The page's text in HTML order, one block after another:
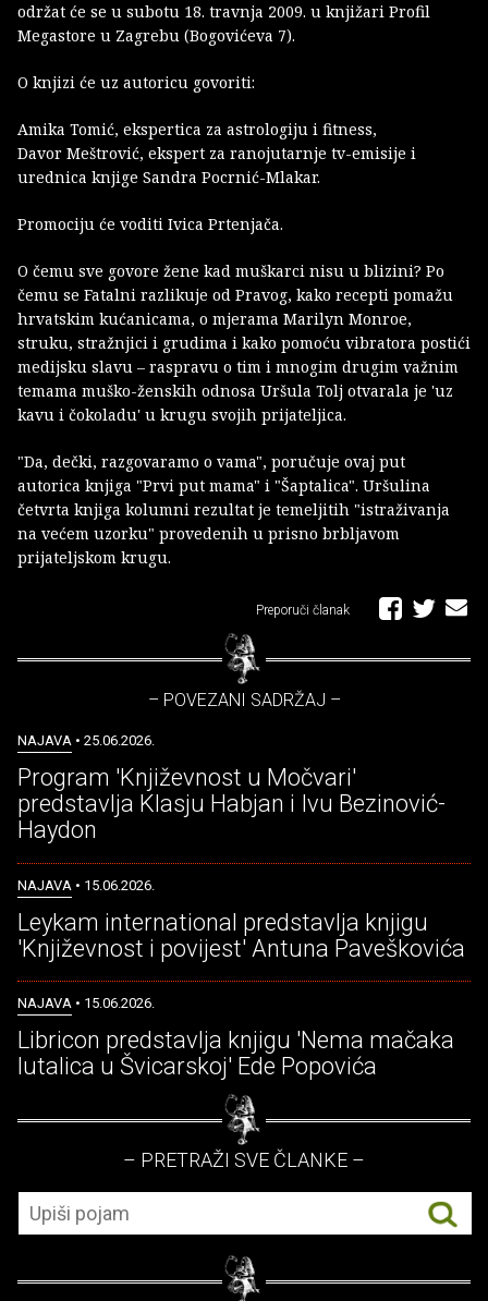
održat će se u subotu 18. travnja 2009. u knjižari Profil
Megastore u Zagrebu (Bogovićeva 7).
O knjizi će uz autoricu govoriti:
Amika Tomić, ekspertica za astrologiju i fitness,
Davor Meštrović, ekspert za ranojutarnje tv-emisije i
urednica knjige Sandra Pocrnić-Mlakar.
Promociju će voditi Ivica Prtenjača.
O čemu sve govore žene kad muškarci nisu u blizini? Po
čemu se Fatalni razlikuje od Pravog, kako recepti pomažu
hrvatskim kućanicama, o mjerama Marilyn Monroe,
struku, stražnjici i grudima i kako pomoću vibratora postići
medijsku slavu – raspravu o tim i mnogim drugim važnim
temama muško-ženskih odnosa Uršula Tolj otvarala je 'uz
kavu i čokoladu' u krugu svojih prijateljica.
"Da, dečki, razgovaramo o vama", poručuje ovaj put
autorica knjiga "Prvi put mama" i "Šaptalica". Uršulina
četvrta knjiga kolumni rezultat je temeljitih "istraživanja
na većem uzorku" provedenih u prisno brbljavom
prijateljskom krugu.
Preporuči članak
– POVEZANI SADRŽAJ –
NAJAVA • 25.06.2026.
Program 'Književnost u Močvari'
predstavlja Klasju Habjan i Ivu Bezinović-
Haydon
NAJAVA • 15.06.2026.
Leykam international predstavlja knjigu
'Književnost i povijest' Antuna Paveškovića
NAJAVA • 15.06.2026.
Libricon predstavlja knjigu 'Nema mačaka
lutalica u Švicarskoj' Ede Popovića
– PRETRAŽI SVE ČLANKE –